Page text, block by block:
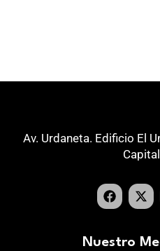
Av. Urdaneta. Edificio El
Nuestro